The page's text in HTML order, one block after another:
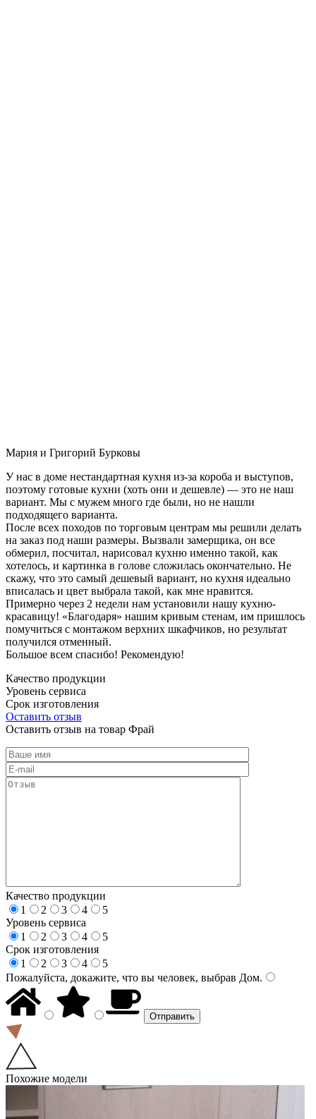
Мария и Григорий Бурковы
У нас в доме нестандартная кухня из-за короба и выступов,
поэтому готовые кухни (хоть они и дешевле) — это не наш
вариант. Мы с мужем много где были, но не нашли
подходящего варианта.
После всех походов по торговым центрам мы решили делать
на заказ под наши размеры. Вызвали замерщика, он все
обмерил, посчитал, нарисовал кухню именно такой, как
хотелось, и картинка в голове сложилась окончательно. Не
скажу, что это самый дешевый вариант, но кухня идеально
вписалась и цвет выбрала такой, как мне нравится.
Примерно через 2 недели нам установили нашу кухню-
красавицу! «Благодаря» нашим кривым стенам, им пришлось
помучиться с монтажом верхних шкафчиков, но результат
получился отменный.
Большое всем спасибо! Рекомендую!
Качество продукции
Уровень сервиса
Срок изготовления
Оставить отзыв
Оставить отзыв на товар Фрай
Качество продукции
1
2 3 4
5
Уровень сервиса
1
2 3 4
5
Срок изготовления
1
2 3 4
5
Пожалуйста, докажите, что вы человек, выбрав Дом.
Похожие модели